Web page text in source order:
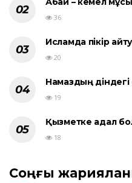
36
Исламда пікір
20
Намаздың
19
Қызметке адал
18
Соңғы